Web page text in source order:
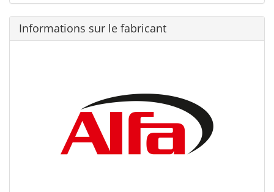
Informations sur le fabricant